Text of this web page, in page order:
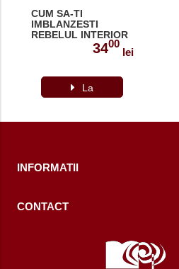
CUM SA-TI
IMBLANZESTI
REBELUL INTERIOR
978-973-707-442-3
3400
lei
La
INFORMATII
CONTACT